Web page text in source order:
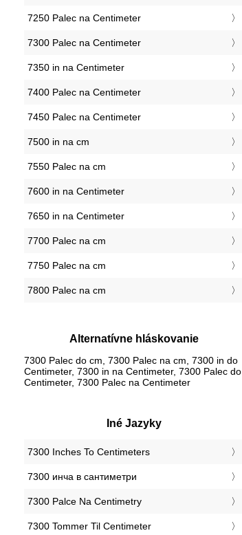
7250 Palec na Centimeter
7300 Palec na Centimeter
7350 in na Centimeter
7400 Palec na Centimeter
7450 Palec na Centimeter
7500 in na cm
7550 Palec na cm
7600 in na Centimeter
7650 in na Centimeter
7700 Palec na cm
7750 Palec na cm
7800 Palec na cm
Alternatívne hláskovanie
7300 Palec do cm, 7300 Palec na cm, 7300 in do
Centimeter, 7300 in na Centimeter, 7300 Palec do
Centimeter, 7300 Palec na Centimeter
Iné Jazyky
‎7300 Inches To Centimeters
‎7300 инча в сантиметри
‎7300 Palce Na Centimetry
‎7300 Tommer Til Centimeter